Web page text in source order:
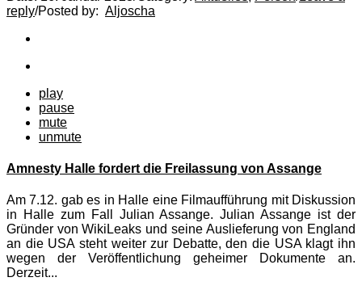
reply/Posted by: Aljoscha
play
pause
mute
unmute
Amnesty Halle fordert die Freilassung von Assange
Am 7.12. gab es in Halle eine Filmaufführung mit Diskussion
in Halle zum Fall Julian Assange. Julian Assange ist der
Gründer von WikiLeaks und seine Auslieferung von England
an die USA steht weiter zur Debatte, den die USA klagt ihn
wegen der Veröffentlichung geheimer Dokumente an.
Derzeit...